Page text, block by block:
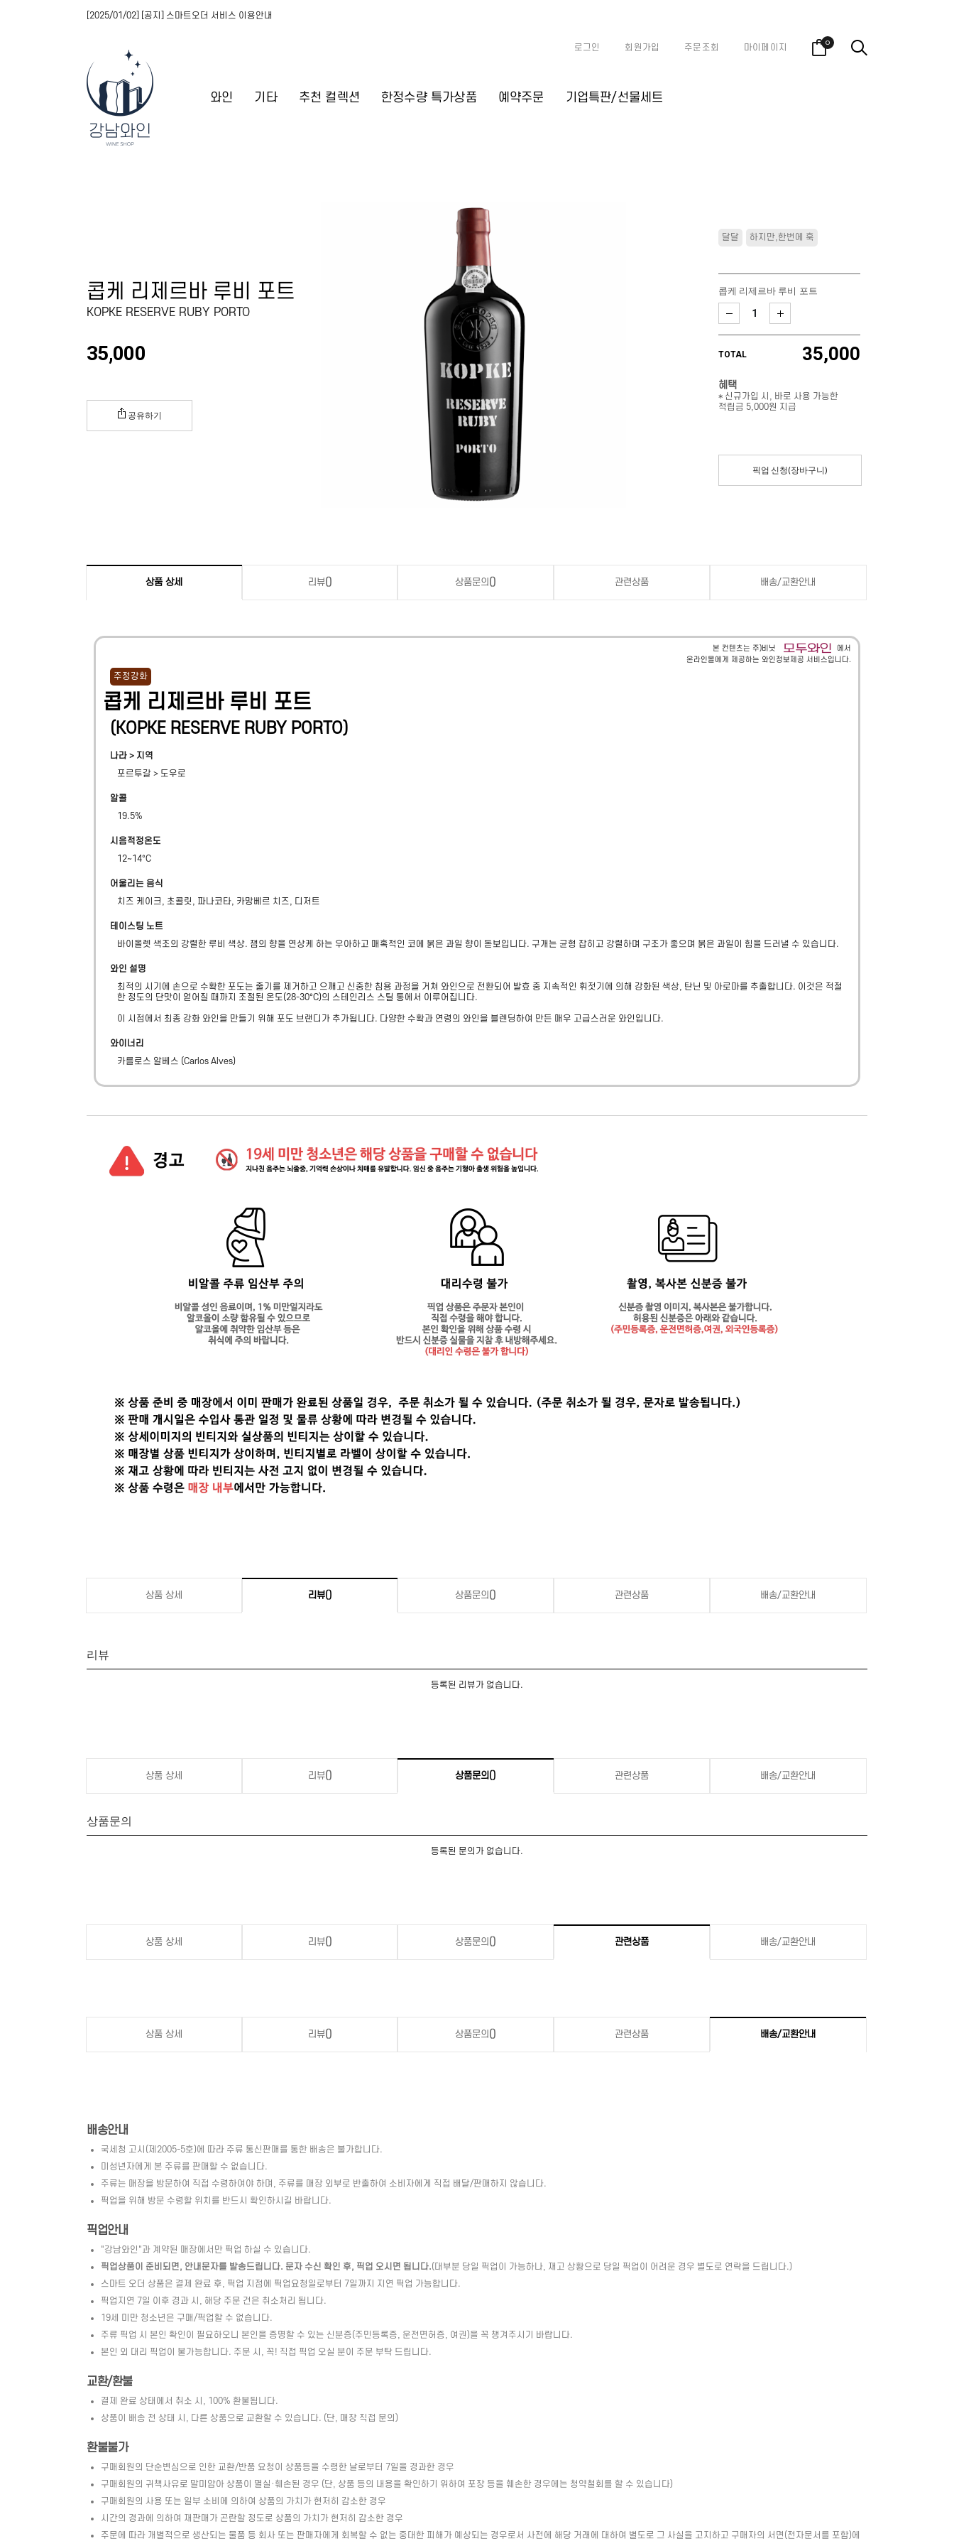
와인 기타 추천 컬렉션 한정수량 특가상품 예약주문 기업특판/선물세트
[2025/01/02] [공지] 스마트오더 서비스 이용안내
로그인 회원가입 주문조회 마이페이지 0
콥케 리제르바 루비 포트
KOPKE RESERVE RUBY PORTO
35,000
공유하기
달달 하지만,한번에 훅
콥케 리제르바 루비 포트
TOTAL 35,000
혜택
* 신규가입 시, 바로 사용 가능한
적립금 5,000원 지급
픽업 신청(장바구니)
상품 상세 리뷰() 상품문의 () 관련상품 배송/교환안내
본 컨텐츠는 주)비닛
에서
온라인몰에게 제공하는 와인정보제공 서비스입니다.
주정강화
콥케 리제르바 루비 포트
(KOPKE RESERVE RUBY PORTO)
나라 > 지역
포르투갈 > 도우로
알콜
19.5%
시음적정온도
12~14°C
어울리는 음식
치즈 케이크, 초콜릿, 파나코타, 카망베르 치즈, 디저트
테이스팅 노트
바이올렛 색조의 강렬한 루비 색상. 잼의 향을 연상케 하는 우아하고 매혹적인 코에 붉은 과일 향이 돋보입니다. 구개는 균형 잡히고 강렬하며 구조가 좋으며 붉은 과일이 힘을 드러낼 수 있습니다.
와인 설명
최적의 시기에 손으로 수확한 포도는 줄기를 제거하고 으깨고 신중한 침용 과정을 거쳐 와인으로 전환되어 발효 중 지속적인 휘젓기에 의해 강화된 색상, 탄닌 및 아로마를 추출합니다. 이것은 적절
한 정도의 단맛이 얻어질 때까지 조절된 온도(28-30°C)의 스테인리스 스틸 통에서 이루어집니다.
이 시점에서 최종 강화 와인을 만들기 위해 포도 브랜디가 추가됩니다. 다양한 수확과 연령의 와인을 블렌딩하여 만든 매우 고급스러운 와인입니다.
와이너리
카를로스 알베스 (Carlos Alves)
상품 상세 리뷰() 상품문의 () 관련상품 배송/교환안내
리뷰
등록된 리뷰가 없습니다.
상품 상세 리뷰() 상품문의 () 관련상품 배송/교환안내
상품문의
등록된 문의가 없습니다.
상품 상세 리뷰() 상품문의 () 관련상품 배송/교환안내
상품 상세 리뷰() 상품문의 () 관련상품 배송/교환안내
배송안내
국세청 고시(제2005-5호)에 따라 주류 통신판매를 통한 배송은 불가합니다.
미성년자에게 본 주류를 판매할 수 없습니다.
주류는 매장을 방문하여 직접 수령하여야 하며, 주류를 매장 외부로 반출하여 소비자에게 직접 배달/판매하지 않습니다.
픽업을 위해 방문 수령할 위치를 반드시 확인하시길 바랍니다.
픽업안내
"강남와인"과 계약된 매장에서만 픽업 하실 수 있습니다.
픽업상품이 준비되면, 안내문자를 발송드립니다. 문자 수신 확인 후, 픽업 오시면 됩니다.(대부분 당일 픽업이 가능하나, 재고 상황으로 당일 픽업이 어려운 경우 별도로 연락을 드립니다.)
스마트 오더 상품은 결제 완료 후, 픽업 지점에 픽업요청일로부터 7일까지 지연 픽업 가능합니다.
픽업지연 7일 이후 경과 시, 해당 주문 건은 취소처리 됩니다.
19세 미만 청소년은 구매/픽업할 수 없습니다.
주류 픽업 시 본인 확인이 필요하오니 본인을 증명할 수 있는 신분증(주민등록증, 운전면허증, 여권)을 꼭 챙겨주시기 바랍니다.
본인 외 대리 픽업이 불가능합니다. 주문 시, 꼭! 직접 픽업 오실 분이 주문 부탁 드립니다.
교환/환불
결제 완료 상태에서 취소 시, 100% 환불됩니다.
상품이 배송 전 상태 시, 다른 상품으로 교환할 수 있습니다. (단, 매장 직접 문의)
환불불가
구매회원의 단순변심으로 인한 교환/반품 요청이 상품등을 수령한 날로부터 7일을 경과한 경우
구매회원의 귀책사유로 말미암아 상품이 멸실·훼손된 경우 (단, 상품 등의 내용을 확인하기 위하여 포장 등을 훼손한 경우에는 청약철회를 할 수 있습니다)
구매회원의 사용 또는 일부 소비에 의하여 상품의 가치가 현저히 감소한 경우
시간의 경과에 의하여 재판매가 곤란할 정도로 상품의 가치가 현저히 감소한 경우
주문에 따라 개별적으로 생산되는 물품 등 회사 또는 판매자에게 회복할 수 없는 중대한 피해가 예상되는 경우로서 사전에 해당 거래에 대하여 별도로 그 사실을 고지하고 구매자의 서면(전자문서를 포함)에